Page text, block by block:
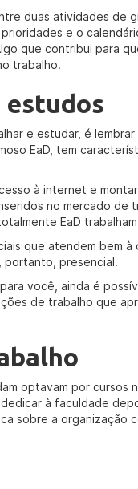
duas atividades de
e o
que contribui para
trabalho.
estudos
e estudar, é
EaD, tem
à internet e
no mercado de
EaD
que atendem bem à
portanto, presencial.
você, ainda é
de trabalho que
optavam por cursos
à faculdade
sobre a organização